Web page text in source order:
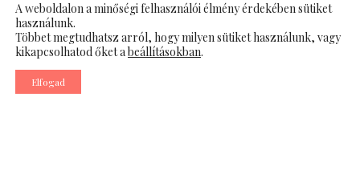
A weboldalon a minőségi felhasználói élmény érdekében sütiket
használunk.
Többet megtudhatsz arról, hogy milyen sütiket használunk, vagy
kikapcsolhatod őket abeállításokban.
Elfogad